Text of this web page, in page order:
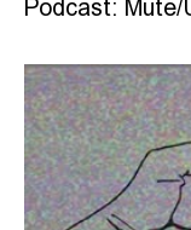
Podcast: Mute/